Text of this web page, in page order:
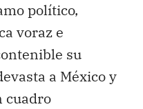
político,
voraz e
su
a México y
cuadro